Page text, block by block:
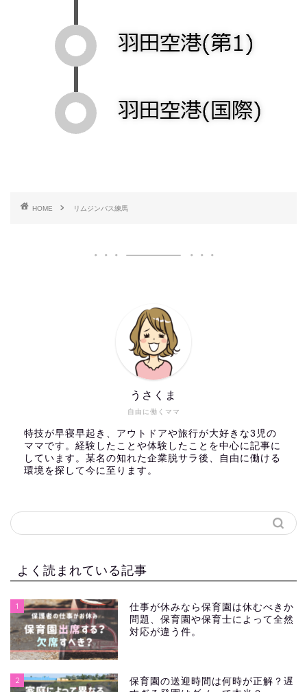
HOME リムジンバス練馬
自由に働くママ
うさくま
特技が早寝早起き、アウトドアや旅行が大好きな3児の
ママです。経験したことや体験したことを中心に記事に
しています。某名の知れた企業脱サラ後、自由に働ける
環境を探して今に至ります。
よく読まれている記事
1
仕事が休みなら保育園は休むべきか
問題、保育園や保育士によって全然
対応が違う件。
2
保育園の送迎時間は何時が正解？遅